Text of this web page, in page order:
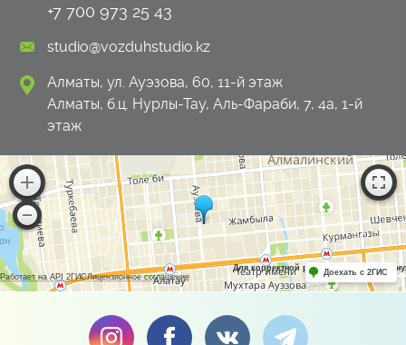
+7 700 973 25 43
studio@vozduhstudio.kz
Алматы, ул. Ауэзова, 60, 11-й этаж
Алматы, б.ц. Нурлы-Тау, Аль-Фараби, 7, 4а, 1-й
этаж
Работает на API 2ГИСЛицензионное соглашение
Для корректной работы Raster JS API
Доехать с 2ГИС